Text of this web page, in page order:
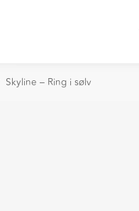
Skyline – Ring i sølv